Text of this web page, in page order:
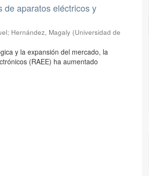
de aparatos eléctricos y
; Hernández, Magaly (Universidad de
y la expansión del mercado, la
(RAEE) ha aumentado